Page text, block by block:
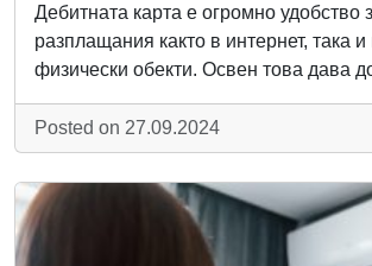
Дебитната карта е огромно удобство
разплащания както в интернет, така и
физически обекти. Освен това дава
Posted on 27.09.2024